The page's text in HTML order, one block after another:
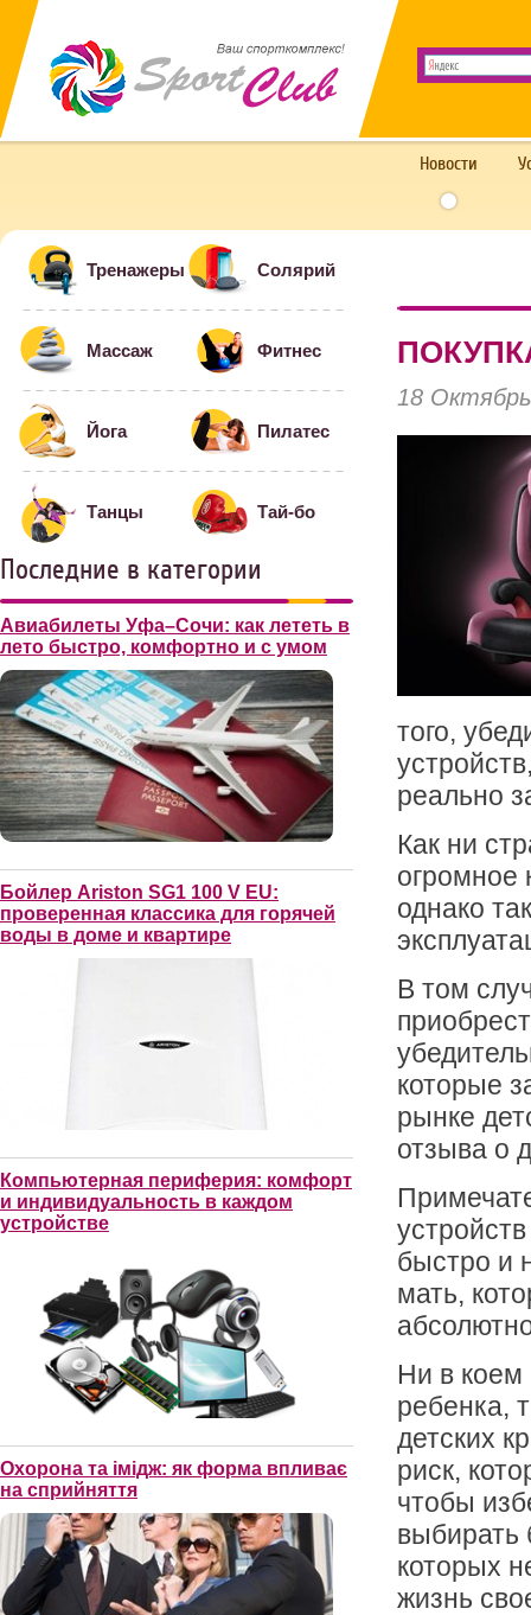
Новости
Тренажеры Солярий
Массаж Фитнес
Йога Пилатес
Танцы Тай-бо
Последние в категории
Авиабилеты Уфа–Сочи: как лететь в
лето быстро, комфортно и с умом
Бойлер Ariston SG1 100 V EU:
проверенная классика для горячей
воды в доме и квартире
Компьютерная периферия: комфорт
и индивидуальность в каждом
устройстве
Охорона та імідж: як форма впливає
на сприйняття
18
того,
реально
Как ни
огромное
однако
В том
которые
рынке
отзыва о
быстро и
мать,
Ни в коем
ребенка,
детских
риск,
чтобы
выбирать
которых
жизнь